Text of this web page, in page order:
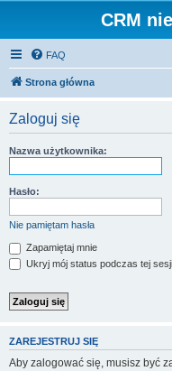
CRM
FAQ
Strona główna
Zaloguj się
Nazwa użytkownika:
Hasło:
Nie pamiętam hasła
Zapamiętaj mnie
Ukryj mój status podczas tej sesji
ZAREJESTRUJ SIĘ
Aby zalogować się, musisz być